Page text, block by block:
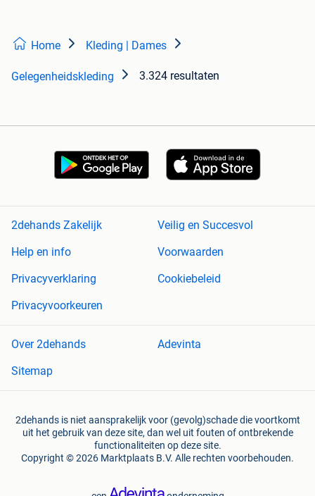
Home Kleding | Dames
Gelegenheidskleding 3.324 resultaten
2dehands Zakelijk
Veilig en Succesvol
Help en info
Voorwaarden
Privacyverklaring
Cookiebeleid
Privacyvoorkeuren
Over 2dehands
Adevinta
Sitemap
2dehands is niet aansprakelijk voor (gevolg)schade die voortkomt
uit het gebruik van deze site, dan wel uit fouten of ontbrekende
functionaliteiten op deze site.
Copyright © 2026 Marktplaats B.V. Alle rechten voorbehouden.